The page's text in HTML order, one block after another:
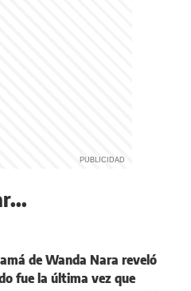
de Wanda Nara reveló
fue la última vez que